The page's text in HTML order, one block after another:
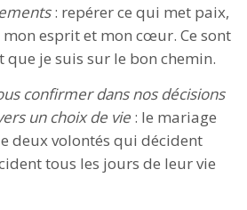
: repérer ce qui met paix,
esprit et mon cœur. Ce sont
que je suis sur le bon chemin.
confirmer dans nos décisions
un choix de vie : le mariage
deux volontés qui décident
tous les jours de leur vie